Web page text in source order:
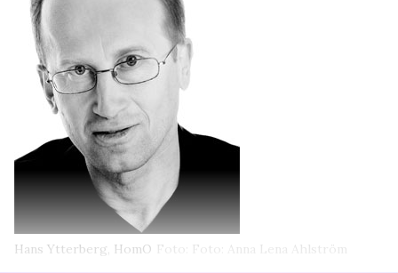
Hans Ytterberg, HomO Foto: Foto: Anna Lena Ahlström